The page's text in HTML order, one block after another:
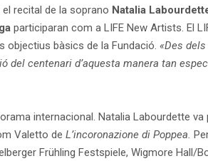
el recital de la soprano Natalia
participaran com a LIFE New Artists. El
objectius bàsics de la Fundació. «Des
centenari d’aquesta manera tan
internacional. Natalia Labourdette
Valetto de L’incoronazione di Poppea.
Frühling Festspiele, Wigmore Hall/